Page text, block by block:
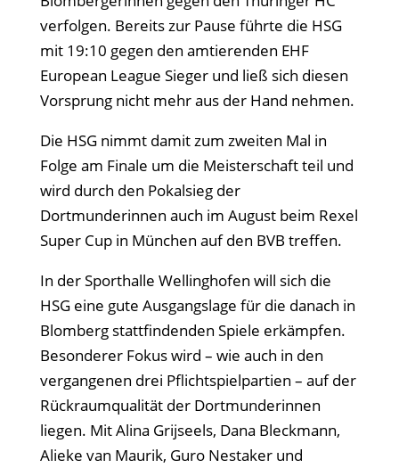
verfolgen. Bereits zur Pause führte die HSG
mit 19:10 gegen den amtierenden EHF
European League Sieger und ließ sich diesen
Vorsprung nicht mehr aus der Hand nehmen.
Die HSG nimmt damit zum zweiten Mal in
Folge am Finale um die Meisterschaft teil und
wird durch den Pokalsieg der
Dortmunderinnen auch im August beim Rexel
Super Cup in München auf den BVB treffen.
In der Sporthalle Wellinghofen will sich die
HSG eine gute Ausgangslage für die danach in
Blomberg stattfindenden Spiele erkämpfen.
Besonderer Fokus wird – wie auch in den
vergangenen drei Pflichtspielpartien – auf der
Rückraumqualität der Dortmunderinnen
liegen. Mit Alina Grijseels, Dana Bleckmann,
Alieke van Maurik, Guro Nestaker und